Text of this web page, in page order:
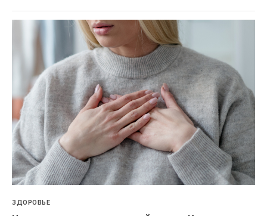
ЗДОРОВЬЕ